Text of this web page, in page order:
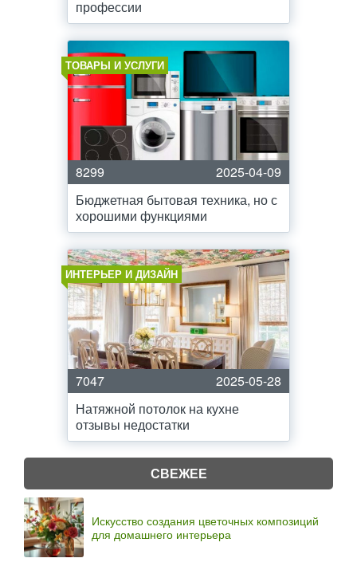
профессии
ТОВАРЫ И УСЛУГИ
8299
2025-04-09
Бюджетная бытовая техника, но с
хорошими функциями
ИНТЕРЬЕР И ДИЗАЙН
7047
2025-05-28
Натяжной потолок на кухне
отзывы недостатки
СВЕЖЕЕ
Искусство создания цветочных композиций
для домашнего интерьера